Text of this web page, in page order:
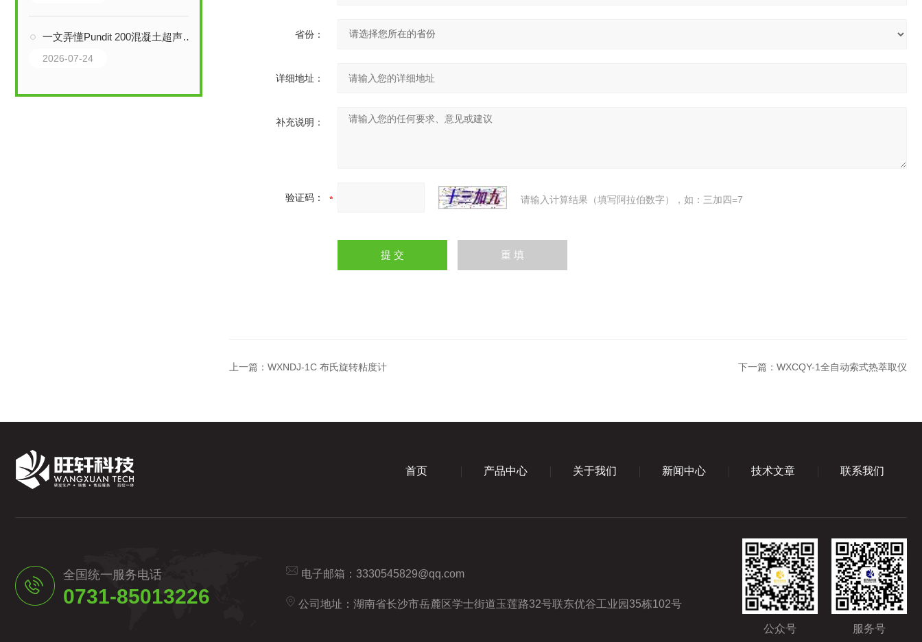
一文弄懂Pundit 200混凝土超声检测仪原理
2026-07-24
省份：
详细地址：
补充说明：
验证码： 请输入计算结果（填写阿拉伯数字），如：三加四=7
上一篇： WXNDJ-1C 布氏旋转粘度计 下一篇： WXCQY-1全自动索式热萃取仪
首页 产品中心 关于我们 新闻中心 技术文章 联系我们
全国统一服务电话
0731-85013226
电子邮箱： 3330545829@qq.com
公司地址：湖南省长沙市岳麓区学士街道玉莲路32号联东优谷工业园35栋102号
服务号
公众号